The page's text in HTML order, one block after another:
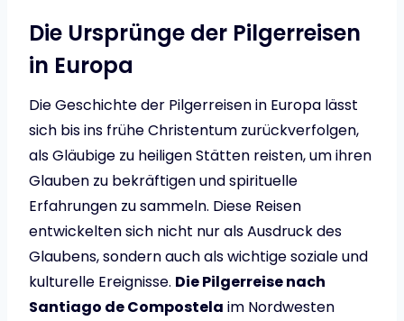
Die Ursprünge der Pilgerreisen
in Europa
Die Geschichte der Pilgerreisen in Europa lässt
sich bis ins frühe Christentum zurückverfolgen,
als Gläubige zu heiligen Stätten reisten, um ihren
Glauben zu bekräftigen und spirituelle
Erfahrungen zu sammeln. Diese Reisen
entwickelten sich nicht nur als Ausdruck des
Glaubens, sondern auch als wichtige soziale und
kulturelle Ereignisse. Die Pilgerreise nach
Santiago de Compostela im Nordwesten